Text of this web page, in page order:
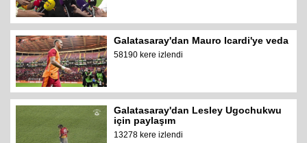
Galatasaray'dan Mauro Icardi'ye veda
58190 kere izlendi
Galatasaray'dan Lesley Ugochukwu
için paylaşım
13278 kere izlendi